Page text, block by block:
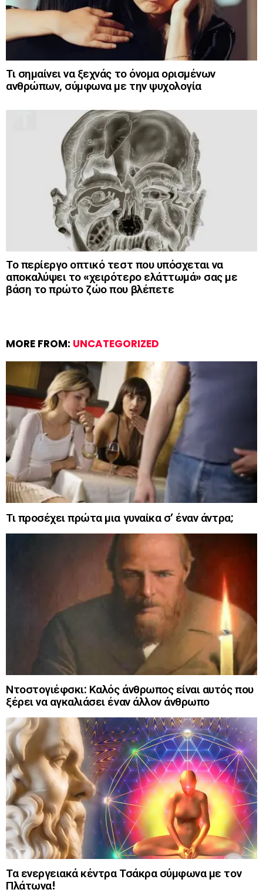
Τι σημαίνει να ξεχνάς το όνομα ορισμένων
ανθρώπων, σύμφωνα με την ψυχολογία
Το περίεργο οπτικό τεστ που υπόσχεται να
αποκαλύψει το «χειρότερο ελάττωμά» σας με
βάση το πρώτο ζώο που βλέπετε
MORE FROM: UNCATEGORIZED
Τι προσέχει πρώτα μια γυναίκα σ’ έναν άντρα;
Ντοστογιέφσκι: Καλός άνθρωπος είναι αυτός που
ξέρει να αγκαλιάσει έναν άλλον άνθρωπο
Τα ενεργειακά κέντρα Τσάκρα σύμφωνα με τον
Πλάτωνα!